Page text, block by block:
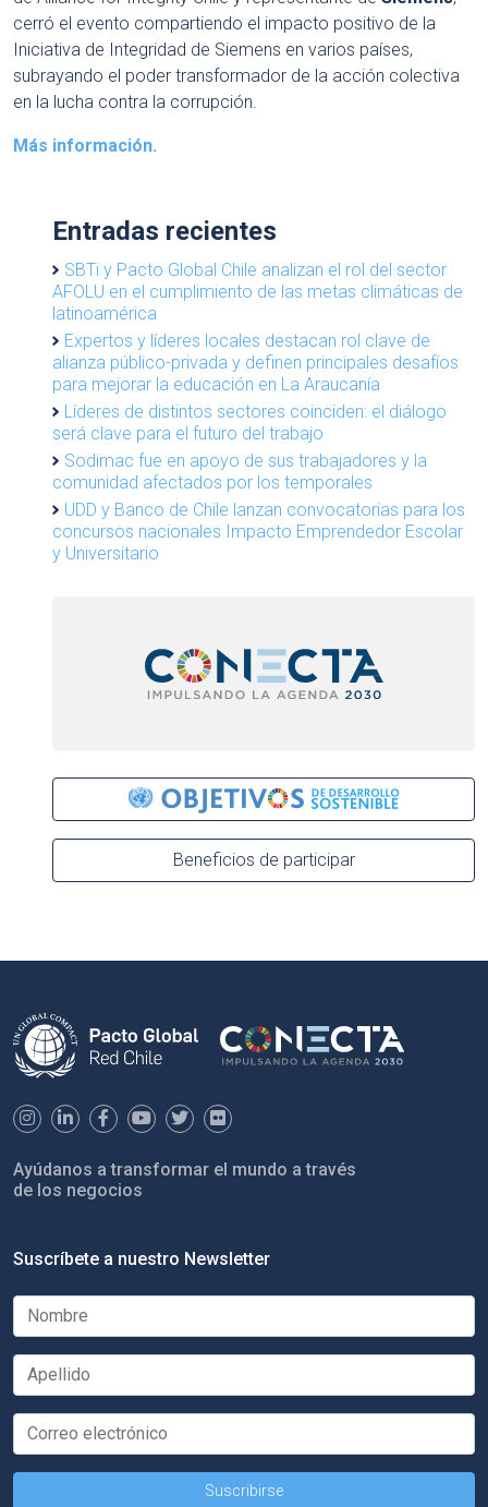
cerró el evento compartiendo el impacto positivo de la
Iniciativa de Integridad de Siemens en varios países,
subrayando el poder transformador de la acción colectiva
en la lucha contra la corrupción.
Más información.
Entradas recientes
SBTi y Pacto Global Chile analizan el rol del sector
AFOLU en el cumplimiento de las metas climáticas de
latinoamérica
Expertos y líderes locales destacan rol clave de
alianza público-privada y definen principales desafíos
para mejorar la educación en La Araucanía
Líderes de distintos sectores coinciden: el diálogo
será clave para el futuro del trabajo
Sodimac fue en apoyo de sus trabajadores y la
comunidad afectados por los temporales
UDD y Banco de Chile lanzan convocatorias para los
concursos nacionales Impacto Emprendedor Escolar
y Universitario
Beneficios de participar
Ayúdanos a transformar el mundo a través
de los negocios
Suscríbete a nuestro Newsletter